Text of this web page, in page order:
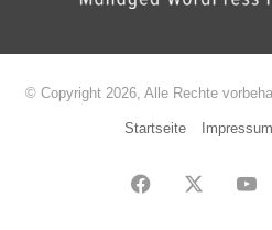
© Copyright 2026, Alle Rechte
Startseite Impressum
Facebook